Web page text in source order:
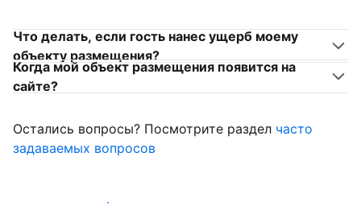
Что делать, если гость нанес ущерб моему
объекту размещения?
Когда мой объект размещения появится на
сайте?
Остались вопросы? Посмотрите раздел часто
задаваемых вопросов
Начать принимать гостей